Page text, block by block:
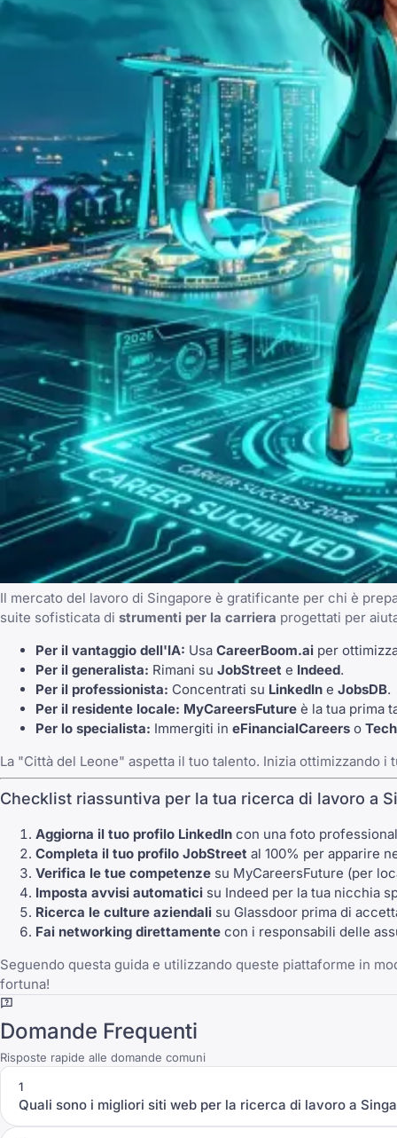
Il mercato del lavoro di Singapore è gratificante per chi è
suite sofisticata di strumenti per la carriera progettati per
Per il vantaggio dell'IA: Usa CareerBoom.ai per
Per il generalista: Rimani su JobStreet e Indeed.
Per il professionista: Concentrati su LinkedIn e JobsDB.
Per il residente locale: MyCareersFuture è la tua prima
Per lo specialista: Immergiti in eFinancialCareers o
La "Città del Leone" aspetta il tuo talento. Inizia ottimizzando
Checklist riassuntiva per la tua ricerca di lavoro a
Aggiorna il tuo profilo LinkedIn con una foto
Completa il tuo profilo JobStreet al 100% per apparire
Verifica le tue competenze su MyCareersFuture (per
Imposta avvisi automatici su Indeed per la tua nicchia
Ricerca le culture aziendali su Glassdoor prima di
Fai networking direttamente con i responsabili delle
Seguendo questa guida e utilizzando queste piattaforme in
fortuna!
Domande Frequenti
Risposte rapide alle domande comuni
1
Quali sono i migliori siti web per la ricerca di lavoro a